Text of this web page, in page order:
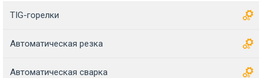
TIG-горелки
Автоматическая резка
Автоматическая сварка